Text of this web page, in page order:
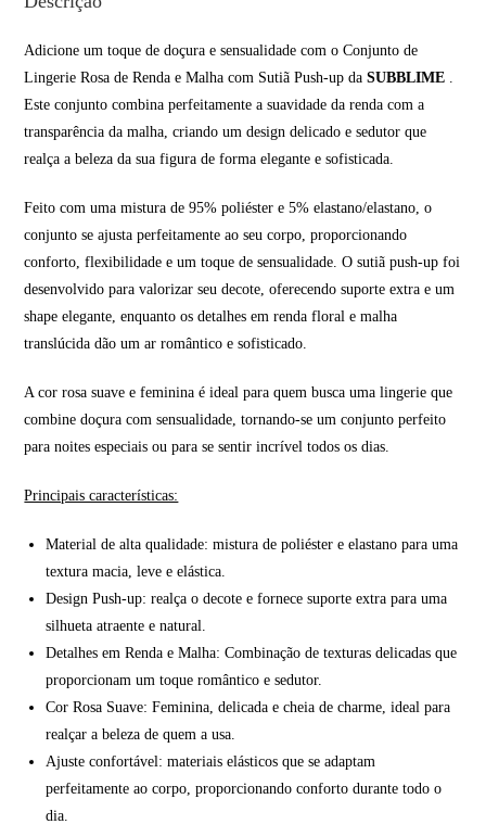
Adicione um toque de doçura e sensualidade com o Conjunto de
Lingerie Rosa de Renda e Malha com Sutiã Push-up daSUBBLIME
Este conjunto combina perfeitamente a suavidade da renda com a
transparência da malha, criando um design delicado e sedutor que
realça a beleza da sua figura de forma elegante e sofisticada.
Feito com uma mistura de 95% poliéster e 5% elastano/elastano, o
conjunto se ajusta perfeitamente ao seu corpo, proporcionando
conforto, flexibilidade e um toque de sensualidade. O sutiã push-up foi
desenvolvido para valorizar seu decote, oferecendo suporte extra e um
shape elegante, enquanto os detalhes em renda floral e malha
translúcida dão um ar romântico e sofisticado.
A cor rosa suave e feminina é ideal para quem busca uma lingerie que
combine doçura com sensualidade, tornando-se um conjunto perfeito
para noites especiais ou para se sentir incrível todos os dias.
Principais características:
Material de alta qualidade: mistura de poliéster e elastano para uma
textura macia, leve e elástica.
Design Push-up: realça o decote e fornece suporte extra para uma
silhueta atraente e natural.
Detalhes em Renda e Malha: Combinação de texturas delicadas que
proporcionam um toque romântico e sedutor.
Cor Rosa Suave: Feminina, delicada e cheia de charme, ideal para
realçar a beleza de quem a usa.
Ajuste confortável: materiais elásticos que se adaptam
perfeitamente ao corpo, proporcionando conforto durante todo o
dia.